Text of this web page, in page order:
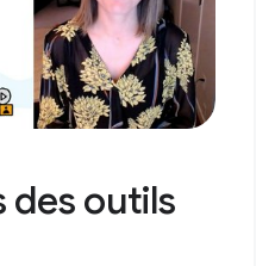
des outils